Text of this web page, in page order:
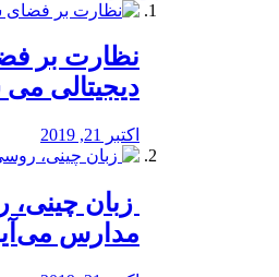
نظارت بر
دیجیتالی
اکتبر 21, 2019
زبان
مدارس